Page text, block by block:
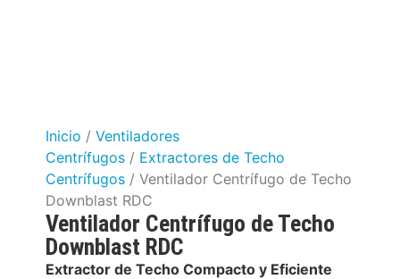
Inicio /Ventiladores
Centrífugos / Extractores de Techo
Centrífugos / Ventilador Centrífugo de Techo
Downblast RDC
Ventilador Centrífugo de Techo
Downblast RDC
Extractor de Techo Compacto y Eficiente